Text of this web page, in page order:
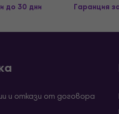
до 30 дни Гаранция
и откази от договора